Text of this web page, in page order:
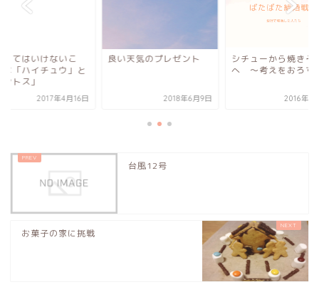
ってはいけないこ
は「ハイチュウ」と
トス」
2017年4月16日
良い天気のプレゼント
2018年6月9日
シチューから焼きそ
へ 〜考えをおろす
2016年11
台風12号
お菓子の家に挑戦